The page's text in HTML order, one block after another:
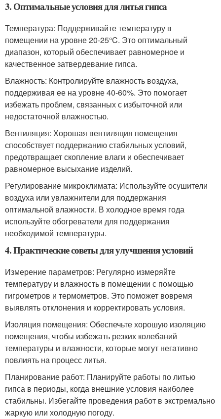
3. Оптимальные условия для литья гипса
Температура: Поддерживайте температуру в
помещении на уровне 20-25°C. Это оптимальный
диапазон, который обеспечивает равномерное и
качественное затвердевание гипса.
Влажность: Контролируйте влажность воздуха,
поддерживая ее на уровне 40-60%. Это помогает
избежать проблем, связанных с избыточной или
недостаточной влажностью.
Вентиляция: Хорошая вентиляция помещения
способствует поддержанию стабильных условий,
предотвращает скопление влаги и обеспечивает
равномерное высыхание изделий.
Регулирование микроклимата: Используйте осушители
воздуха или увлажнители для поддержания
оптимальной влажности. В холодное время года
используйте обогреватели для поддержания
необходимой температуры.
4. Практические советы для улучшения условий
Измерение параметров: Регулярно измеряйте
температуру и влажность в помещении с помощью
гигрометров и термометров. Это поможет вовремя
выявлять отклонения и корректировать условия.
Изоляция помещения: Обеспечьте хорошую изоляцию
помещения, чтобы избежать резких колебаний
температуры и влажности, которые могут негативно
повлиять на процесс литья.
Планирование работ: Планируйте работы по литью
гипса в периоды, когда внешние условия наиболее
стабильны. Избегайте проведения работ в экстремально
жаркую или холодную погоду.